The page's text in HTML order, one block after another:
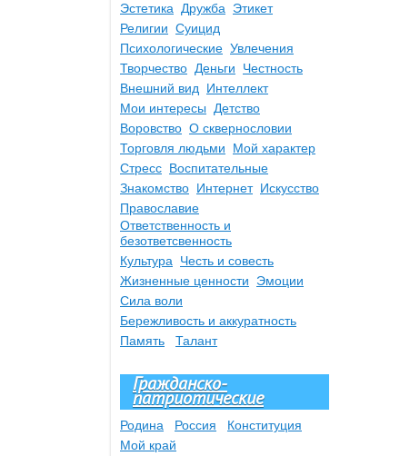
Эстетика
Дружба
Этикет
Религии Суицид
Психологические Увлечения
Творчество Деньги
Честность
Внешний вид
Интеллект
Мои интересы
Детство
Воровство О сквернословии
Торговля людьми
Мой характер
Стресс Воспитательные
Знакомство Интернет Искусство
Православие
Ответственность и
безответсвенность
Культура
Честь и совесть
Жизненные ценности
Эмоции
Сила воли
Бережливость и аккуратность
Память
Талант
Гражданско-
патриотические
Родина Россия
Конституция
Мой край